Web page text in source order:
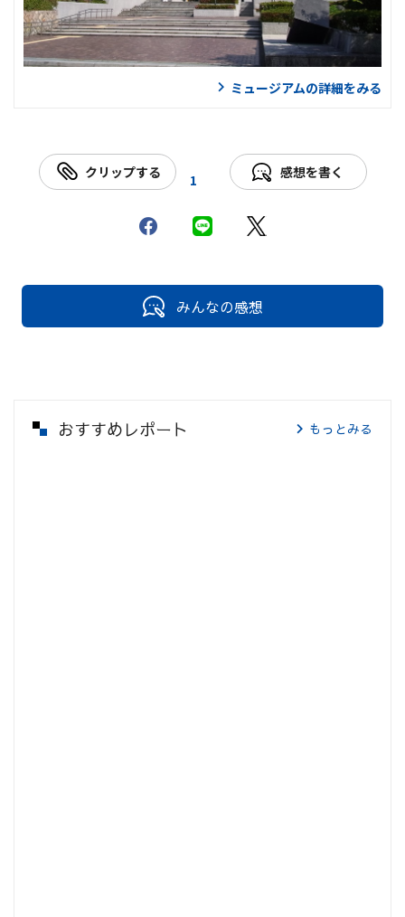
ミュージアムの詳細をみる
クリップする 1 感想を書く
みんなの感想
おすすめレポート もっとみる